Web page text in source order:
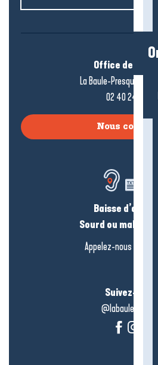
Office de
La Baule-Presqu’île de
02 40 24 34
Nous
Baisse
Sourd ou
Appelez-nous en
Suivez-nous !